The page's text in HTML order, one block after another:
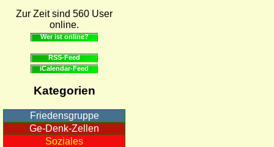
Zur Zeit sind 560 User
online.
Wer ist online?
RSS-Feed
iCalendar-Feed
Kategorien
Friedensgruppe
Ge-Denk-Zellen
Soziales